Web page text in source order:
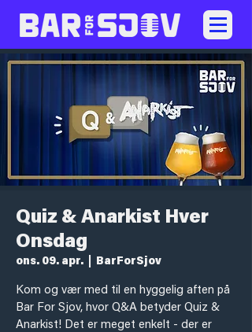
Quiz & Anarkist Hver
Onsdag
ons. 09. apr. BarForSjov
Kom og vær med til en hyggelig aften på
Bar For Sjov, hvor Q&A betyder Quiz &
Anarkist! Det er meget enkelt - der er